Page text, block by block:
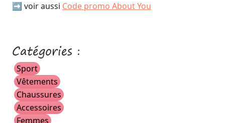
➡️ voir aussi Code promo About You
Catégories :
Sport
Vêtements
Chaussures
Accessoires
Femmes